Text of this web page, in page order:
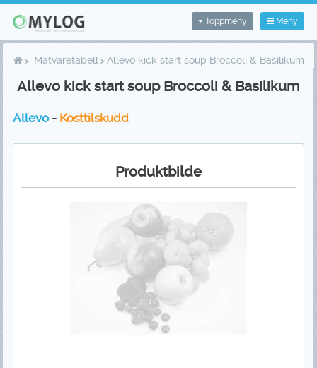
Meny
Toppmeny
Matvaretabell Allevo kick start soup Broccoli & Basilikum
Allevo kick start soup Broccoli & Basilikum
Allevo- Kosttilskudd
Produktbilde